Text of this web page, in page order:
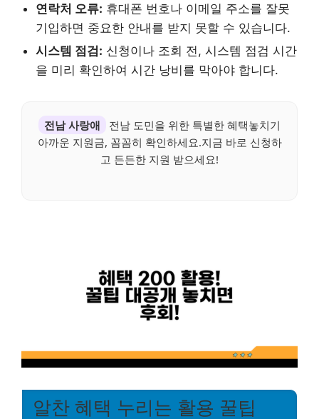
연락처 오류: 휴대폰 번호나 이메일 주소를 잘못
기입하면 중요한 안내를 받지 못할 수 있습니다.
시스템 점검: 신청이나 조회 전, 시스템 점검 시간
을 미리 확인하여 시간 낭비를 막아야 합니다.
전남 사랑애
전남 도민을 위한 특별한 혜택놓치기
아까운 지원금, 꼼꼼히 확인하세요.지금 바로 신청하
고 든든한 지원 받으세요!
알찬 혜택 누리는 활용 꿀팁